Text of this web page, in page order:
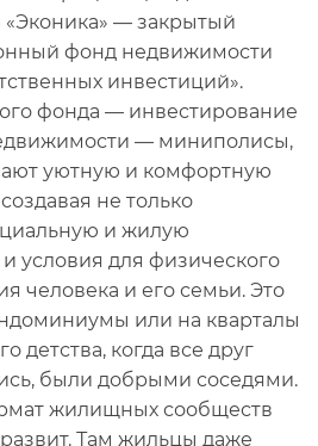
— закрытый
фонд недвижимости
инвестиций».
фонда — инвестирование
— миниполисы,
уютную и комфортную
не только
и жилую
условия для физического
человека и его семьи. Это
или на кварталы
детства, когда все друг
были добрыми соседями.
жилищных сообществ
Там жильцы даже